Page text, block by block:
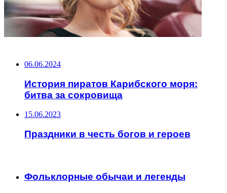
06.06.2024
История пиратов Карибского моря:
битва за сокровища
15.06.2023
Праздники в честь богов и героев
Фольклорные обычаи и легенды